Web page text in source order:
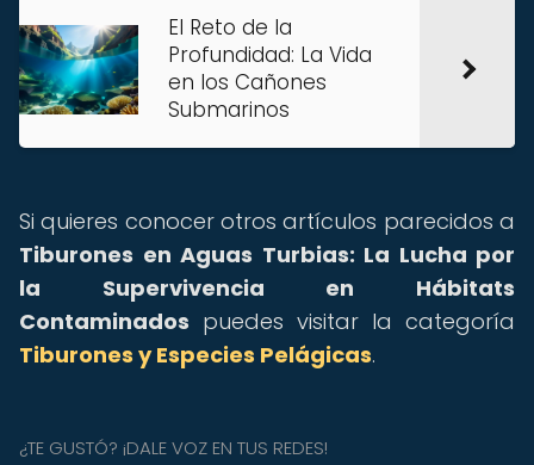
El Reto de la
Profundidad: La Vida
en los Cañones
Submarinos
Si quieres conocer otros artículos parecidos a
Tiburones en Aguas Turbias: La Lucha por
la Supervivencia en Hábitats
Contaminados puedes visitar la categoría
Tiburones y Especies Pelágicas.
¿TE GUSTÓ? ¡DALE VOZ EN TUS REDES!